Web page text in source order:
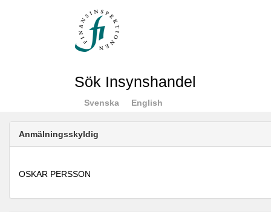
Sök Insynshandel
Svenska English
Anmälningsskyldig
OSKAR PERSSON